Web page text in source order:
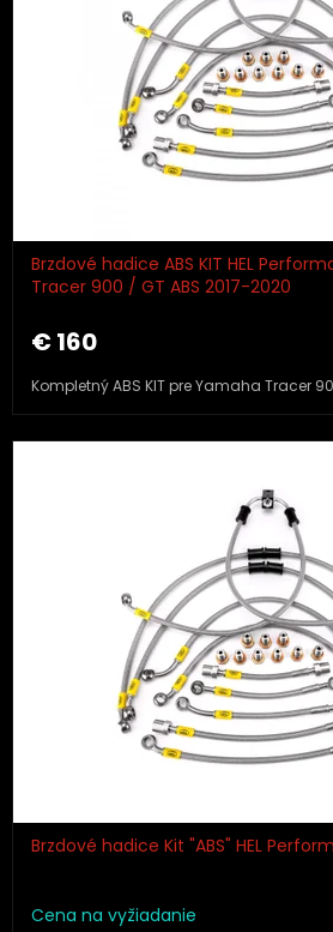
Brzdové hadice ABS KIT HEL
Tracer 900 / GT ABS 2017-2020
€ 160
Kompletný ABS KIT pre Yamaha Tracer
Brzdové hadice Kit "ABS" HEL
Cena na vyžiadanie